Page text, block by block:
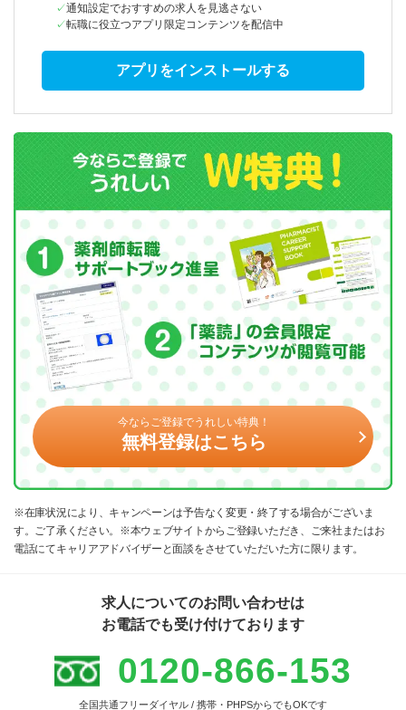
通知設定でおすすめの求人を見逃さない
転職に役立つアプリ限定コンテンツを配信中
アプリをインストールする
今ならご登録でうれしい特典！
無料登録はこちら
※在庫状況により、キャンペーンは予告なく変更・終了する場合がございま
す。ご了承ください。※本ウェブサイトからご登録いただき、ご来社またはお
電話にてキャリアアドバイザーと面談をさせていただいた方に限ります。
求人についてのお問い合わせは
お電話でも受け付けております
0120-866-153
全国共通フリーダイヤル / 携帯・PHPSからでもOKです